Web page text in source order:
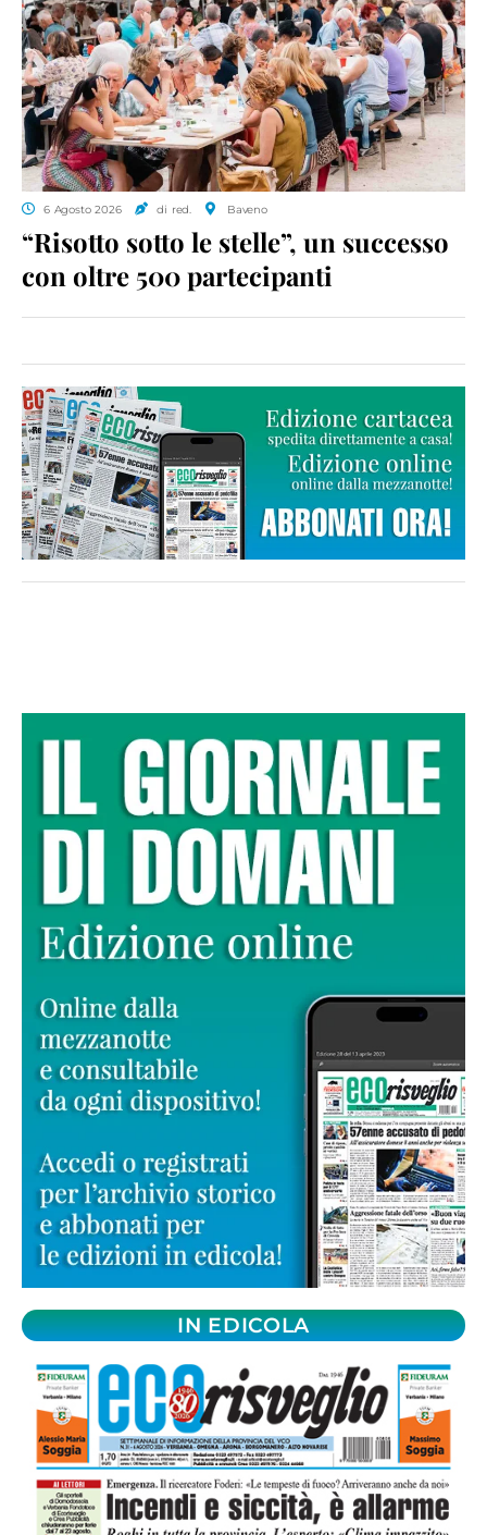
6 Agosto 2026 di red. Baveno
“Risotto sotto le stelle”, un successo
con oltre 500 partecipanti
IN EDICOLA